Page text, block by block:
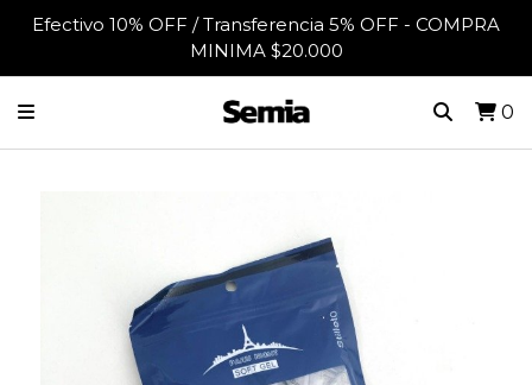
Efectivo 10% OFF / Transferencia 5% OFF - COMPRA
MINIMA $20.000
0